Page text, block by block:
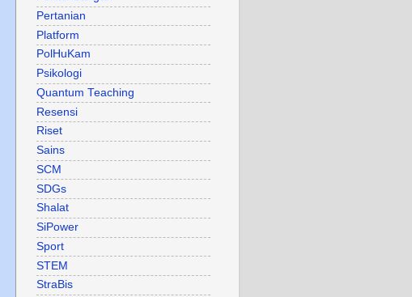
Pertanian
Platform
PolHuKam
Psikologi
Quantum Teaching
Resensi
Riset
Sains
SCM
SDGs
Shalat
SiPower
Sport
STEM
StraBis